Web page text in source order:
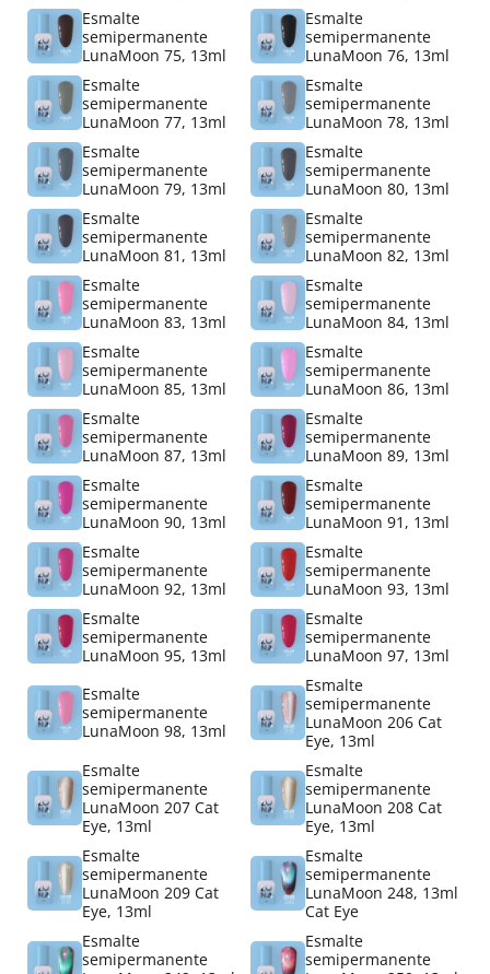
Esmalte
semipermanente
LunaMoon 75, 13ml
Esmalte
semipermanente
LunaMoon 76, 13ml
Esmalte
semipermanente
LunaMoon 77, 13ml
Esmalte
semipermanente
LunaMoon 78, 13ml
Esmalte
semipermanente
LunaMoon 79, 13ml
Esmalte
semipermanente
LunaMoon 80, 13ml
Esmalte
semipermanente
LunaMoon 81, 13ml
Esmalte
semipermanente
LunaMoon 82, 13ml
Esmalte
semipermanente
LunaMoon 83, 13ml
Esmalte
semipermanente
LunaMoon 84, 13ml
Esmalte
semipermanente
LunaMoon 85, 13ml
Esmalte
semipermanente
LunaMoon 86, 13ml
Esmalte
semipermanente
LunaMoon 87, 13ml
Esmalte
semipermanente
LunaMoon 89, 13ml
Esmalte
semipermanente
LunaMoon 90, 13ml
Esmalte
semipermanente
LunaMoon 91, 13ml
Esmalte
semipermanente
LunaMoon 92, 13ml
Esmalte
semipermanente
LunaMoon 93, 13ml
Esmalte
semipermanente
LunaMoon 95, 13ml
Esmalte
semipermanente
LunaMoon 97, 13ml
Esmalte
semipermanente
LunaMoon 98, 13ml
Esmalte
semipermanente
LunaMoon 206 Cat
Eye, 13ml
Esmalte
semipermanente
LunaMoon 207 Cat
Eye, 13ml
Esmalte
semipermanente
LunaMoon 208 Cat
Eye, 13ml
Esmalte
semipermanente
LunaMoon 209 Cat
Eye, 13ml
Esmalte
semipermanente
LunaMoon 248, 13ml
Cat Eye
Esmalte
semipermanente
Esmalte
semipermanente